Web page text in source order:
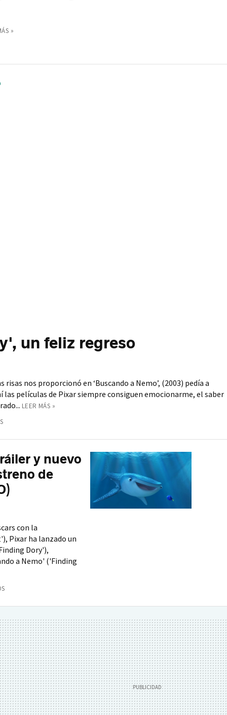
»
un feliz regreso
nos proporcionó en ‘Buscando a Nemo’, (2003) pedía a
las películas de Pixar siempre consiguen emocionarme, el saber
LEER MÁS »
y nuevo
de
con la
Pixar ha lanzado un
Dory'),
a Nemo' ('Finding